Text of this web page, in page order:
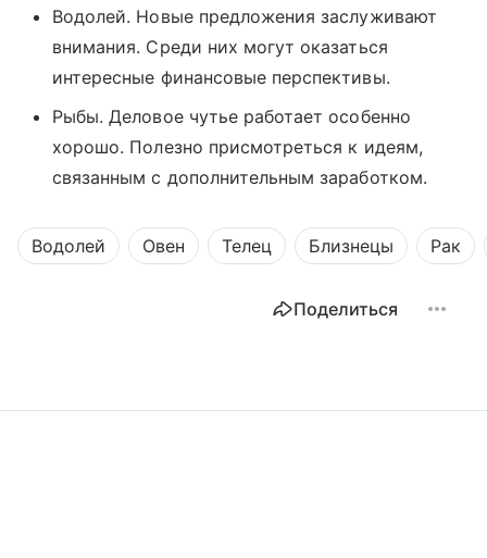
Водолей. Новые предложения заслуживают
внимания. Среди них могут оказаться
интересные финансовые перспективы.
Рыбы. Деловое чутье работает особенно
хорошо. Полезно присмотреться к идеям,
связанным с дополнительным заработком.
Водолей Овен Телец Близнецы Рак
Поделиться